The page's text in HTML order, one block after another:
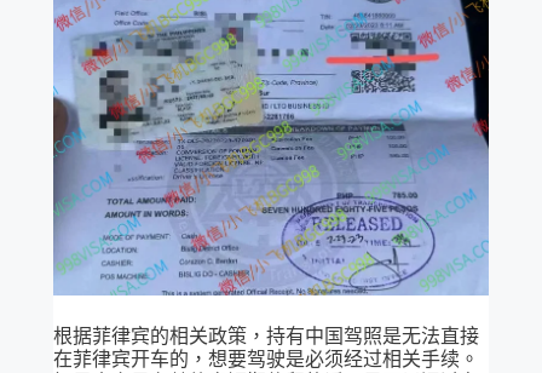
根据菲律宾的相关政策，持有中国驾照是无法直接
在菲律宾开车的，想要驾驶是必须经过相关手续。